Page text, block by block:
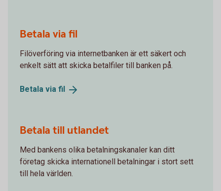
Betala via fil
Filöverföring via internetbanken är ett säkert och
enkelt sätt att skicka betalfiler till banken på.
Betala via fil
Betala till utlandet
Med bankens olika betalningskanaler kan ditt
företag skicka internationell betalningar i stort sett
till hela världen.